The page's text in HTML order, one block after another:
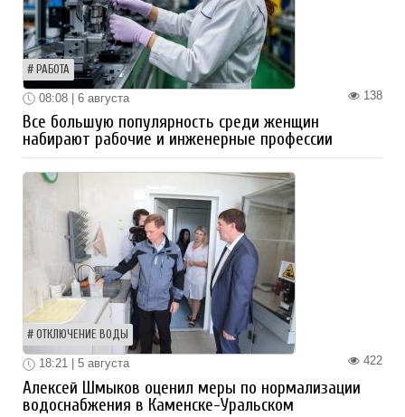
РАБОТА
138
08:08 | 6 августа
Все большую популярность среди женщин
набирают рабочие и инженерные профессии
ОТКЛЮЧЕНИЕ ВОДЫ
422
18:21 | 5 августа
Алексей Шмыков оценил меры по нормализации
водоснабжения в Каменске-Уральском